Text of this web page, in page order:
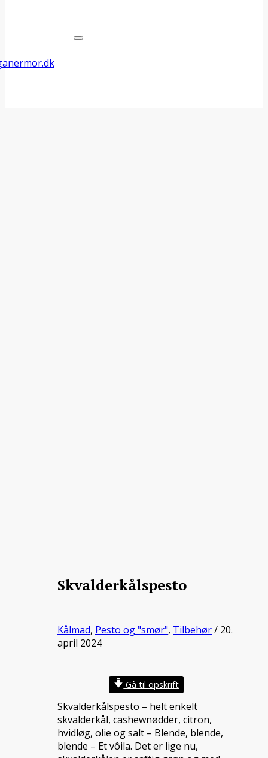
Skvalderkålspesto
Kålmad, Pesto og "smør", Tilbehør/ 20.
april 2024
Gå til opskrift
Skvalderkålspesto – helt enkelt
skvalderkål, cashewnødder, citron,
hvidløg, olie og salt – Blende, blende,
blende – Et vôila. Det er lige nu,